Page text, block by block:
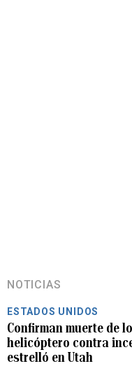
NOTICIAS
ESTADOS UNIDOS
Confirman muerte de
helicóptero contra
estrelló en Utah